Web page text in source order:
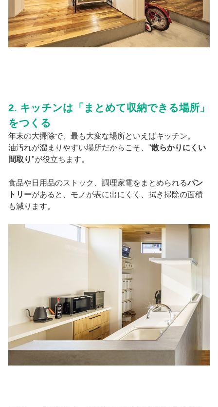
2. キッチンは「まとめて収納できる場所」
をつくる
年末の大掃除で、最も大変な場所といえばキッチン。
油汚れが溜まりやすい場所だからこそ、"散らかりにくい
間取り"が役立ちます。
食品や日用品のストック、調理家電をまとめられるパン
トリーがあると、モノが表に出にくく、拭き掃除の面積
も減ります。